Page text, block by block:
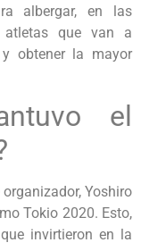
albergar, en las
atletas que van a
obtener la mayor
el
Yoshiro
Tokio 2020. Esto,
invirtieron en la